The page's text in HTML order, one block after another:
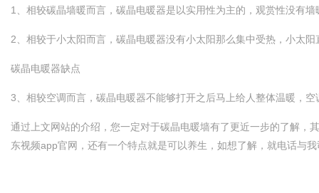
1、相较碳晶墙暖而言，碳晶电暖器是以实用性为主的，观赏性没有墙暖
2、相较于小太阳而言，碳晶电暖器没有小太阳那么集中受热，
碳晶电暖器缺点
3、相较空调而言，碳晶电暖器不能够打开之后马上给人整体温暖
通过上文网站的介绍，您一定对于碳晶电暖墙有了更近一步的了解
东视频app官网，还有一个特点就是可以养生，如想了解，就电话与我